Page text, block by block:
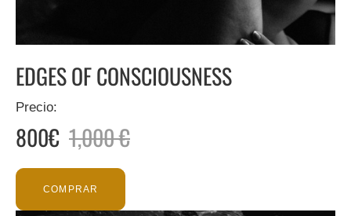
EDGES OF CONSCIOUSNESS
Precio:
800€ 1,000 €
COMPRAR